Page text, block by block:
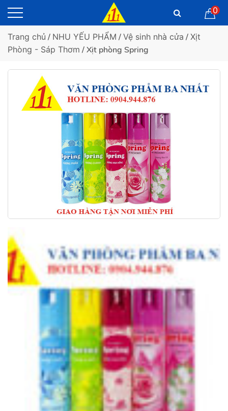
0
Trang chủ / NHU YẾU PHẨM / Vệ sinh nhà cửa / Xịt
Phòng - Sáp Thơm / Xịt phòng Spring